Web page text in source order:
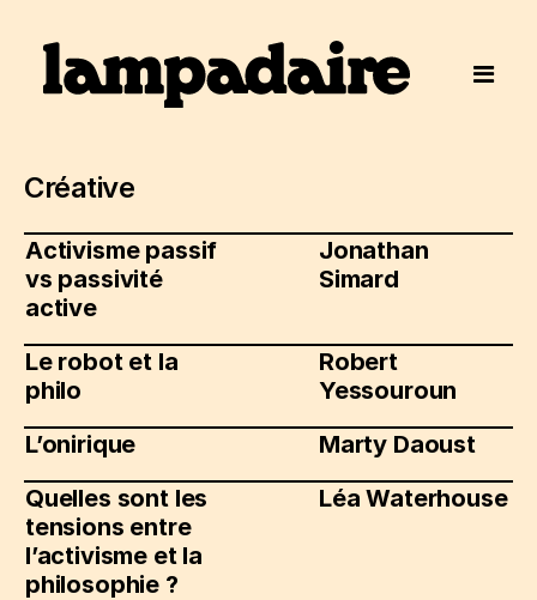
Créative
Activisme passif
vs passivité
active
Jonathan
Simard
Le robot et la
philo
Robert
Yessouroun
L’onirique
Marty Daoust
Quelles sont les
tensions entre
l’activisme et la
philosophie ?
Léa Waterhouse